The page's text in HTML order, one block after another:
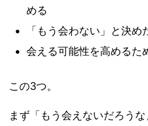
める
「もう会わない」と決め
会える可能性を高めるた
この3つ。
まず「もう会えないだろう